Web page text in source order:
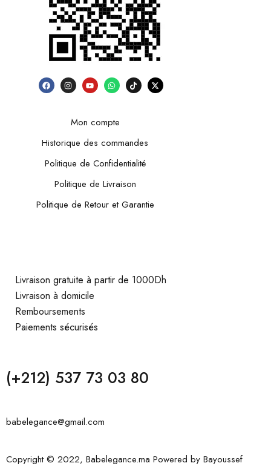
Mon compte
Historique des commandes
Politique de Confidentialité
Politique de Livraison
Politique de Retour et Garantie
Livraison gratuite à partir de 1000Dh
Livraison à domicile
Remboursements
Paiements sécurisés
(+212) 537 73 03 80
babelegance@gmail.com
Copyright © 2022, Babelegance.ma Powered by Bayoussef